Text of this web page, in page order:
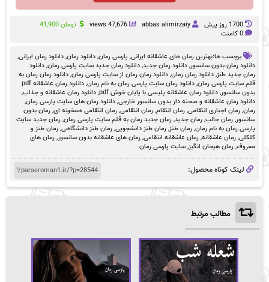
1700 روز پيش abbas alimirzaiy
47,676 views تومان41,900
0 کامنت
برچسب ها:بهترین رمان های عاشقانه ایرانی, پارسی رمان,دانلود رمان,دانلود رمان ایرانی,
دانلود رمان بدون سانسور,دانلود رمان جدید,دانلود رمان جدید سایت پارسی رمان,دانلود
رمان جدید طنز,دانلود رمان رمان,دانلود رمان رمان از سایت پارسی رمان,دانلود رمان رمان به
قلم سایت پارسی رمان,دانلود رمان سایت پارسی رمان به نام رمان,
دانلود رمان عاشقانه pdf
بدون سانسور,دانلود رمان عاشقانه پلیسی با پایان خوش pdf ,دانلود رمان عاشقانه و جذاب,
دانلود رمان عاشقانه و صحنه دار بدون سانسور خارجی,دانلود رمان های سایت پارسی رمان,
رمان,رمان اجباری انتقامی,رمان انتقام,رمان انتقامی,رمان انتقامی همخونه ای,رمان بدون
سانسور,رمان جالب,رمان جدید,رمان جدید رمان به قلم سایت پارسی رمان,رمان جدید سایت
پارسی رمان به نام رمان,رمان طنز,رمان طنز دانشجویی,رمان طنز دانشگاهی,رمان طنز و
کلکلی,رمان عاشقانه,رمان عاشقانه انتقامی,رمان های عاشقانه بدون سانسور,رمان های
معروف,رمان هیجان انگیز,سایت پارسی رمان
لینک کوتاه محصول:
مطالب مرتبط